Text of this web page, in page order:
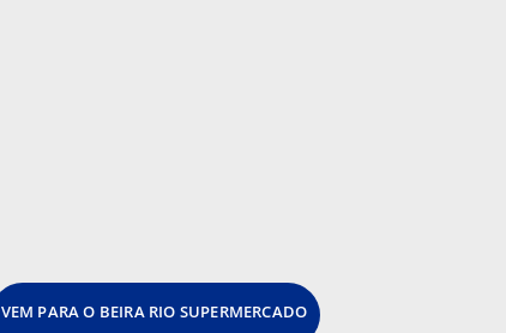
VEM PARA O BEIRA RIO SUPERMERCADO